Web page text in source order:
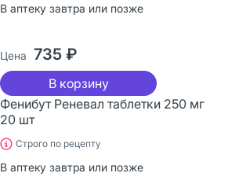
В аптеку завтра или позже
Цена 735 ₽
В корзину
Фенибут Реневал таблетки 250 мг
20 шт
Строго по рецепту
В аптеку завтра или позже